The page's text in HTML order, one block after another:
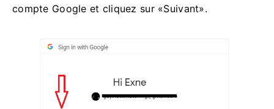
compte Google et cliquez sur «Suivant».